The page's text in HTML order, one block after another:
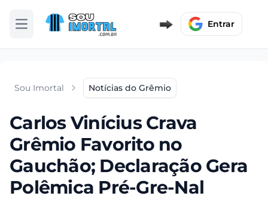
Abrir menu Entrar
Sou Imortal Notícias do Grêmio
Carlos Vinícius Crava
Grêmio Favorito no
Gauchão; Declaração Gera
Polêmica Pré-Gre-Nal